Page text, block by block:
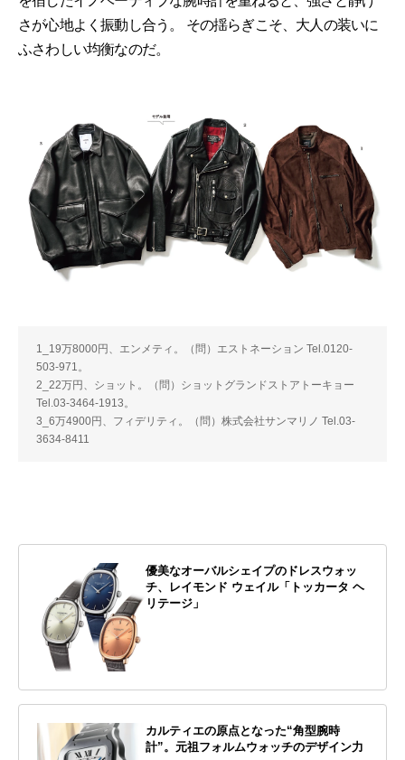
さが心地よく振動し合う。 その揺らぎこそ、大人の装いに
ふさわしい均衡なのだ。
1_19万8000円、エンメティ。（問）エストネーション Tel.0120-
503-971。
2_22万円、ショット。（問）ショットグランドストアトーキョー
Tel.03-3464-1913。
3_6万4900円、フィデリティ。（問）株式会社サンマリノ Tel.03-
3634-8411
優美なオーバルシェイプのドレスウォッ
チ、レイモンド ウェイル「トッカータ ヘ
リテージ」
カルティエの原点となった“角型腕時
計”。元祖フォルムウォッチのデザイン力